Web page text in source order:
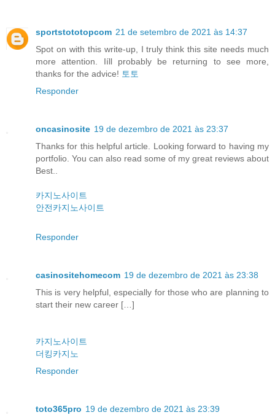
sportstototopcom 21 de setembro de 2021 às 14:37
Spot on with this write-up, I truly think this site needs much
more attention. Iíll probably be returning to see more,
thanks for the advice! 토토
Responder
oncasinosite 19 de dezembro de 2021 às 23:37
Thanks for this helpful article. Looking forward to having my
portfolio. You can also read some of my great reviews about
Best..
카지노사이트
안전카지노사이트
Responder
casinositehomecom 19 de dezembro de 2021 às 23:38
This is very helpful, especially for those who are planning to
start their new career […]
카지노사이트
더킹카지노
Responder
toto365pro 19 de dezembro de 2021 às 23:39